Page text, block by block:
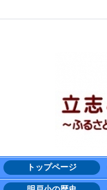
トップページ